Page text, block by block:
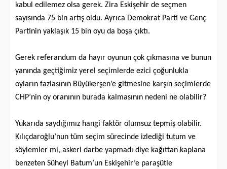
kabul edilemez olsa gerek. Zira Eskişehir de seçmen
sayısında 75 bin artış oldu. Ayrıca Demokrat Parti ve Genç
Partinin yaklaşık 15 bin oyu da boşa çıktı.
Gerek referandum da hayır oyunun çok çıkmasına ve bunun
yanında geçtiğimiz yerel seçimlerde ezici çoğunlukla
oyların fazlasının Büyükerşen’e gitmesine karşın seçimlerde
CHP’nin oy oranının burada kalmasının nedeni ne olabilir?
Yukarıda saydığımız hangi faktör olumsuz tepmiş olabilir.
Kılıçdaroğlu’nun tüm seçim sürecinde izlediği tutum ve
söylemler mi, askeri darbe yapmadı diye kağıttan kaplana
benzeten Süheyl Batum’un Eskişehir’e paraşütle